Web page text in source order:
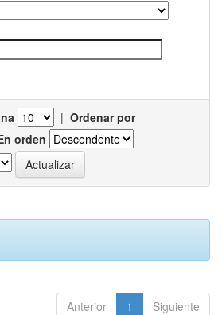
| Ordenar por
orden
Anterior 1 Siguiente